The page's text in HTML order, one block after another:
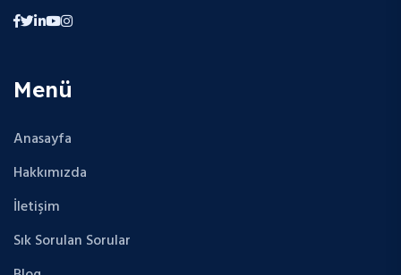
Menü
Anasayfa
Hakkımızda
İletişim
Sık Sorulan Sorular